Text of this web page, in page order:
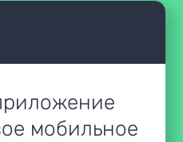
мобильное